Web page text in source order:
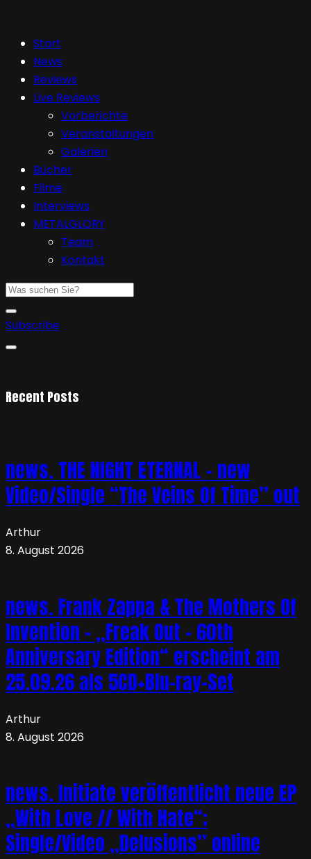
Start
News
Reviews
Live Reviews
Vorberichte
Veranstaltungen
Galerien
Bücher
Filme
Interviews
METALGLORY
Team
Kontakt
Subscribe
Recent Posts
news. THE NIGHT ETERNAL – new
Video/Single “The Veins Of Time” out
Arthur
8. August 2026
news. Frank Zappa & The Mothers Of
Invention – „Freak Out – 60th
Anniversary Edition“ erscheint am
25.09.26 als 5CD+Blu-ray-Set
Arthur
8. August 2026
news. Initiate veröffentlicht neue EP
„With Love // With Hate“;
Single/Video „Delusions” online